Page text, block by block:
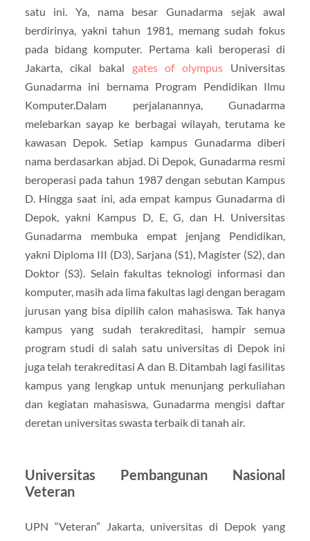
satu ini. Ya, nama besar Gunadarma sejak awal
berdirinya, yakni tahun 1981, memang sudah fokus
pada bidang komputer. Pertama kali beroperasi di
Jakarta, cikal bakal gates of olympus Universitas
Gunadarma ini bernama Program Pendidikan Ilmu
Komputer.Dalam perjalanannya, Gunadarma
melebarkan sayap ke berbagai wilayah, terutama ke
kawasan Depok. Setiap kampus Gunadarma diberi
nama berdasarkan abjad. Di Depok, Gunadarma resmi
beroperasi pada tahun 1987 dengan sebutan Kampus
D. Hingga saat ini, ada empat kampus Gunadarma di
Depok, yakni Kampus D, E, G, dan H. Universitas
Gunadarma membuka empat jenjang Pendidikan,
yakni Diploma III (D3), Sarjana (S1), Magister (S2), dan
Doktor (S3). Selain fakultas teknologi informasi dan
komputer, masih ada lima fakultas lagi dengan beragam
jurusan yang bisa dipilih calon mahasiswa. Tak hanya
kampus yang sudah terakreditasi, hampir semua
program studi di salah satu universitas di Depok ini
juga telah terakreditasi A dan B. Ditambah lagi fasilitas
kampus yang lengkap untuk menunjang perkuliahan
dan kegiatan mahasiswa, Gunadarma mengisi daftar
deretan universitas swasta terbaik di tanah air.
Universitas Pembangunan Nasional
Veteran
UPN “Veteran” Jakarta, universitas di Depok yang